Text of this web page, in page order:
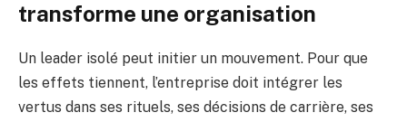
transforme une organisation
Un leader isolé peut initier un mouvement. Pour que
les effets tiennent, l’entreprise doit intégrer les
vertus dans ses rituels, ses décisions de carrière, ses